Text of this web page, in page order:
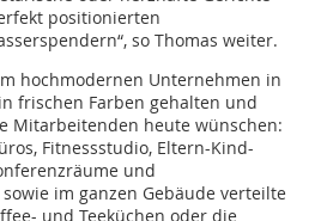
positionierten
so Thomas weiter.
hochmodernen Unternehmen in
frischen Farben gehalten und
Mitarbeitenden heute wünschen:
Fitnessstudio, Eltern-Kind-
und
im ganzen Gebäude verteilte
und Teeküchen oder die